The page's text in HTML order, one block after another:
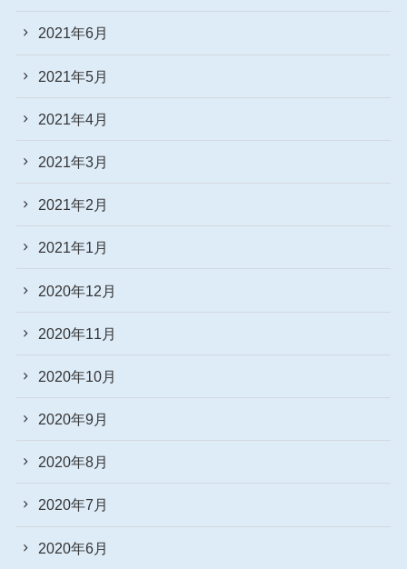
2021年6月
2021年5月
2021年4月
2021年3月
2021年2月
2021年1月
2020年12月
2020年11月
2020年10月
2020年9月
2020年8月
2020年7月
2020年6月